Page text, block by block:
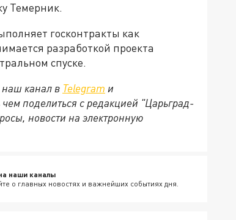
Темерник.
госконтракты как
разработкой проекта
спуске.
канал в Telegram и
чем поделиться с редакцией "Царьград-
новости на электронную
наши каналы
о главных новостях и важнейших событиях дня.